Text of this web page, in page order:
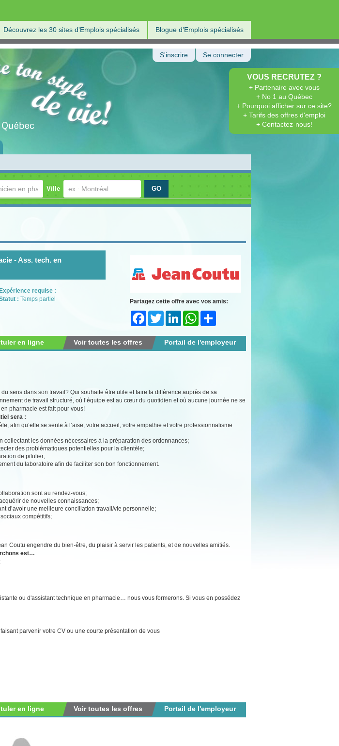
Découvrez les 30 sites d'Emplois spécialisés Blogue d'Emplois spécialisés
VOUS RECRUTEZ ?
+ Partenaire avec vous
+ No 1 au Québec
+ Pourquoi afficher sur ce site?
+ Tarifs des offres d'emploi
+ Contactez-nous!
S'inscrire Se connecter
Ville
- Ass. tech. en
Expérience requise :
: Temps partiel
Partagez cette offre avec vos amis:
FacebookTwitter LinkedInWhatsApp
Portail de l'employeur
Voir toutes les offres
en ligne
sens dans son travail? Qui souhaite être utile et faire la différence auprès de sa
de travail structuré, où l’équipe est au cœur du quotidien et où aucune journée ne se
pharmacie est fait pour vous!
sera :
afin qu’elle se sente à l’aise; votre accueil, votre empathie et votre professionnalisme
collectant les données nécessaires à la préparation des ordonnances;
des problématiques potentielles pour la clientèle;
de pilulier;
du laboratoire afin de faciliter son bon fonctionnement.
sont au rendez-vous;
de nouvelles connaissances;
d’avoir une meilleure conciliation travail/vie personnelle;
compétitifs;
Coutu engendre du bien-être, du plaisir à servir les patients, et de nouvelles amitiés.
est…
ou d'assistant technique en pharmacie… nous vous formerons. Si vous en possédez
parvenir votre CV ou une courte présentation de vous
Portail de l'employeur
Voir toutes les offres
en ligne